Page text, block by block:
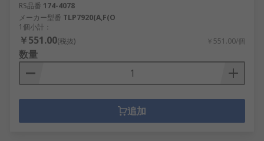
RS品番 174-4078
メーカー型番 TLP7920(A,F(O
1個小計：
￥551.00(税抜) ￥551.00/個
数量
追加